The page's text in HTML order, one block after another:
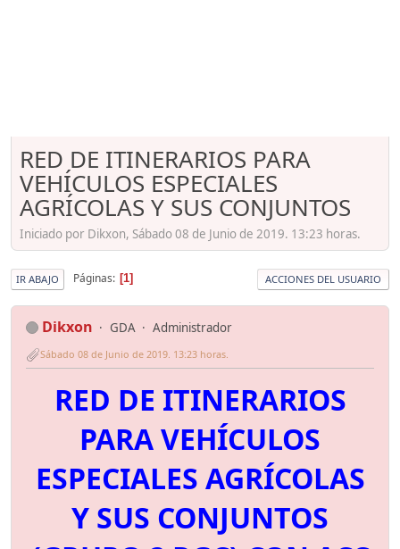
RED DE ITINERARIOS PARA
VEHÍCULOS ESPECIALES
AGRÍCOLAS Y SUS CONJUNTOS
Iniciado por Dikxon, Sábado 08 de Junio de 2019. 13:23 horas.
IR ABAJO Páginas 1 ACCIONES DEL USUARIO
Dikxon GDA Administrador
Sábado 08 de Junio de 2019. 13:23 horas.
RED DE ITINERARIOS
PARA VEHÍCULOS
ESPECIALES AGRÍCOLAS
Y SUS CONJUNTOS